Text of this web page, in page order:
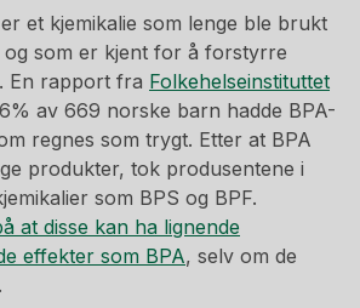
et kjemikalie som lenge ble brukt
som er kjent for å forstyrre
En rapport fra Folkehelseinstituttet
av 669 norske barn hadde BPA-
regnes som trygt. Etter at BPA
produkter, tok produsentene i
som BPS og BPF.
at disse kan ha lignende
effekter som BPA, selv om de